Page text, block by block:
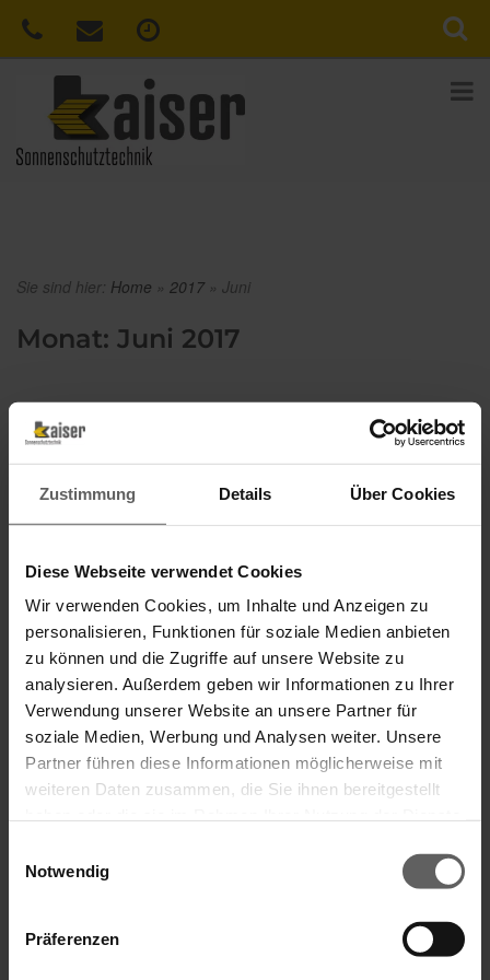
Zustimmung Details Über Cookies
Diese Webseite verwendet Cookies
Wir verwenden Cookies, um Inhalte und Anzeigen zu
personalisieren, Funktionen für soziale Medien anbieten
zu können und die Zugriffe auf unsere Website zu
analysieren. Außerdem geben wir Informationen zu Ihrer
Verwendung unserer Website an unsere Partner für
soziale Medien, Werbung und Analysen weiter. Unsere
Partner führen diese Informationen möglicherweise mit
weiteren Daten zusammen, die Sie ihnen bereitgestellt
Notwendig
Präferenzen
Sie sind hier: Home » 2017 » Juni
Monat: Juni 2017
Veröffentlicht
5. Juni 2017
Perfekten Schutz vor weitreichenden und kostspieligen Schäden